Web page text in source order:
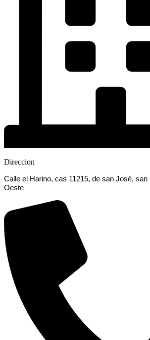
Direccion
Calle el Harino, cas 11215, de san José,
Oeste